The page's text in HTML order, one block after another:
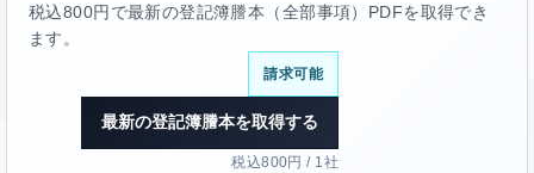
税込800円で最新の登記簿謄本（全部事項）PDFを取得でき
ます。
請求可能
最新の登記簿謄本を取得する
税込800円 / 1社